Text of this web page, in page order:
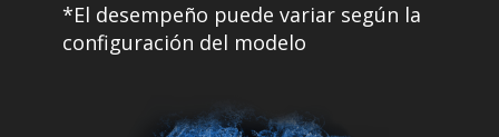
*El desempeño puede variar según la
configuración del modelo